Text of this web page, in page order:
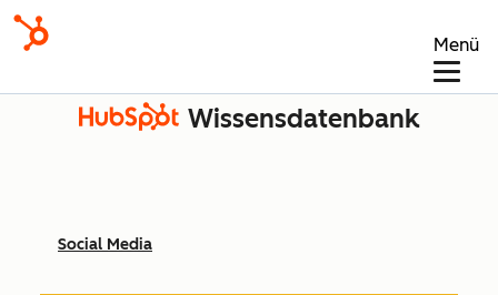
Menü
Wissensdatenbank
Social Media